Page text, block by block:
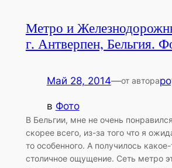
Метро и
г. Антверпен, Бельгия.
Май 28, 2014—от автора
в Фото
В Бельгии, мне не очень
скорее всего, из-за того что я
то особенного. А получилось
столичное ощущение. Сеть метро